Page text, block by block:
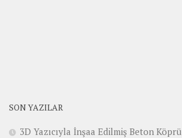
SON YAZILAR
3D Yazıcıyla İnşaa Edilmiş Beton Köprü